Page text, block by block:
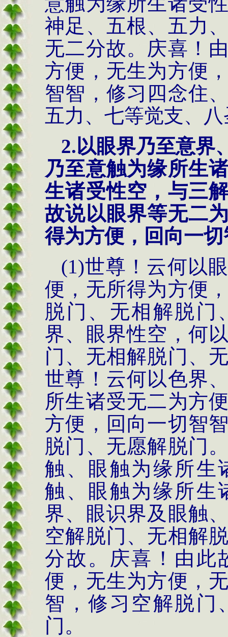
神足、五根、五力
无二分故。庆喜！
方便，无生为方便
智智，修习四念住
五力、七等觉支、
2.以眼界乃至意界
乃至意触为缘所生
生诸受性空，与三
故说以眼界等无二
得为方便，回向一
(1)世尊！云何以
便，无所得为方便
脱门、无相解脱门
界、眼界性空，何
门、无相解脱门、
世尊！云何以色界
所生诸受无二为方
方便，回向一切智
脱门、无愿解脱门
触、眼触为缘所生
触、眼触为缘所生
界、眼识界及眼触
空解脱门、无相解
分故。庆喜！由此
便，无生为方便，
智，修习空解脱门
门。